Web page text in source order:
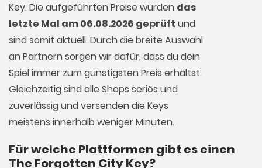
Key. Die aufgeführten Preise wurden das
letzte Mal am 06.08.2026 geprüft und
sind somit aktuell. Durch die breite Auswahl
an Partnern sorgen wir dafür, dass du dein
Spiel immer zum günstigsten Preis erhältst.
Gleichzeitig sind alle Shops seriös und
zuverlässig und versenden die Keys
meistens innerhalb weniger Minuten.
Für welche Plattformen gibt es einen
The Forgotten City Key?